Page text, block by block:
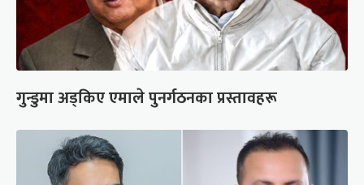
गुन्डुमा अड्किए एमाले पुनर्गठनका प्रस्तावहरू